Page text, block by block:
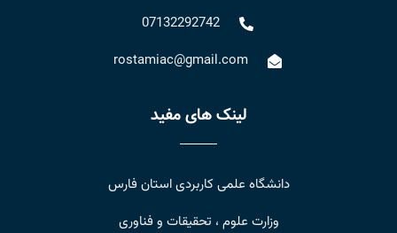
07132292742
rostamiac@gmail.com
لینک های مفید
دانشگاه علمی کاربردی استان فارس
وزارت علوم ، تحقیقات و فناوری